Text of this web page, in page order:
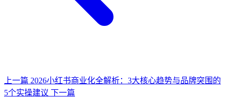
上一篇 2026小红书商业化全解析：3大核心趋势与品牌突围的
5个实操建议
下一篇